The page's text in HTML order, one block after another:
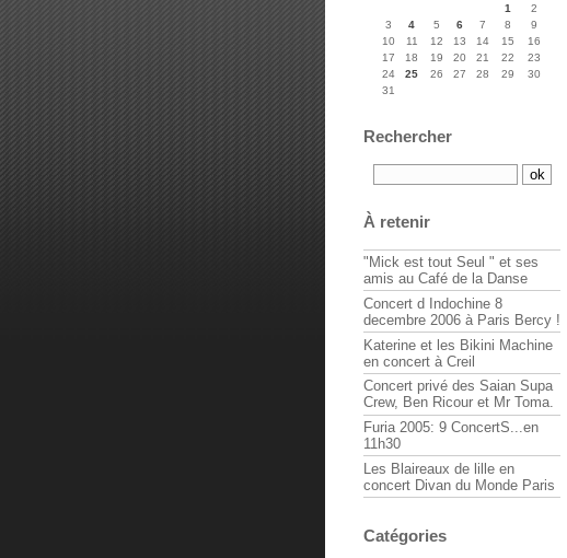
1
2
3
4 5 6 7 8
9
10
11 12 13 14 15
16
17
18 19 20 21 22
23
24
25 26 27 28 29
30
31
Rechercher
À retenir
"Mick est tout Seul " et ses
amis au Café de la Danse
Concert d Indochine 8
decembre 2006 à Paris Bercy !
Katerine et les Bikini Machine
en concert à Creil
Concert privé des Saian Supa
Crew, Ben Ricour et Mr Toma.
Furia 2005: 9 ConcertS...en
11h30
Les Blaireaux de lille en
concert Divan du Monde Paris
Catégories